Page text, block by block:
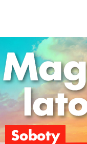
Z życia miasta / Stan
/ 0 Komentarzy
Hańczą do